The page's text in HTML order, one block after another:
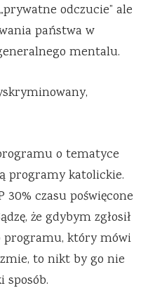
odczucie” ale
państwa w
mentalu.
o tematyce
programy katolickie.
czasu poświęcone
że gdybym zgłosił
programu, który mówi
to nikt by go nie
sposób.